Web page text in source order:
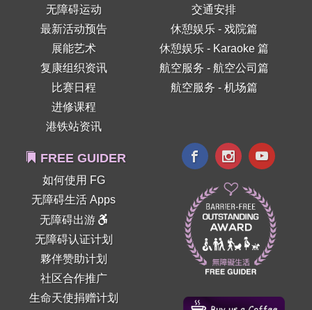
无障碍运动
最新活动预告
展能艺术
复康组织资讯
比赛日程
进修课程
港铁站资讯
交通安排
休憩娱乐 - 戏院篇
休憩娱乐 - Karaoke 篇
航空服务 - 航空公司篇
航空服务 - 机场篇
FREE GUIDER
如何使用 FG
无障碍生活 Apps
无障碍出游
无障碍认证计划
夥伴赞助计划
社区合作推广
生命天使捐赠计划